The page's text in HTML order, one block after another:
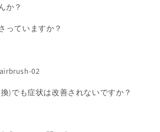
か？
っていますか？
02
)でも症状は改善されないですか？